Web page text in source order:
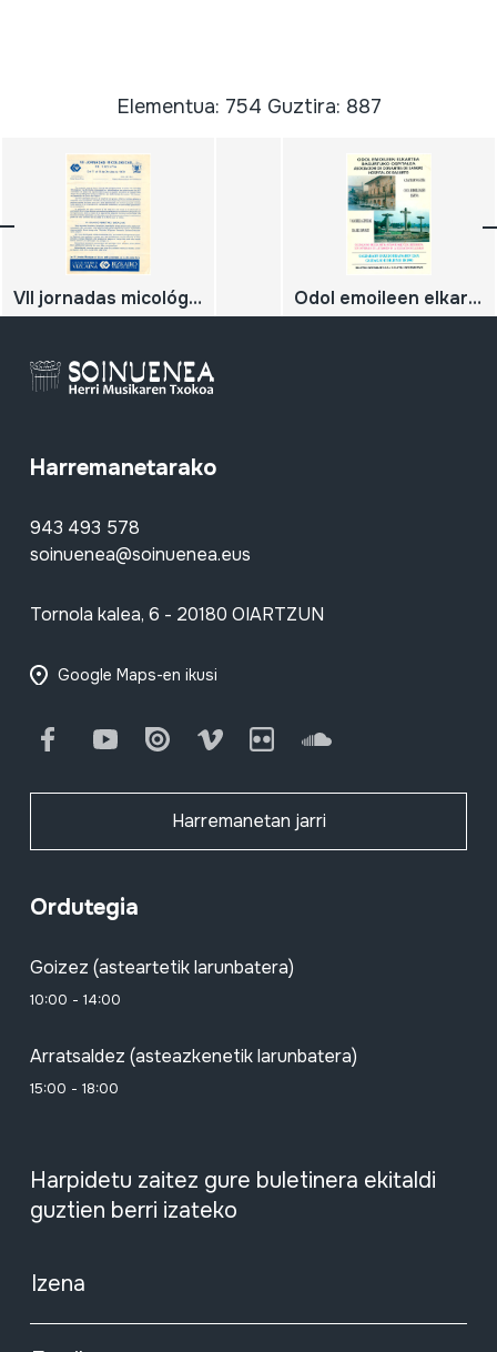
Elementua: 754 Guztira: 887
VII jornadas micológicas de Vizcaya. Octubre de 1979 Odol emoileen elkartea: Basurtuko ospitalea. Asociacion de donantes de sangre . Hospital de Basurto. V. batzar nagusia. Odol emoilearen eguna Galdakaoko ordezkaritza fundapenaren xxv: urteurrena. Buletin informatiboa..
Harremanetarako
943 493 578
soinuenea@soinuenea.eus
Tornola kalea, 6 - 20180 OIARTZUN
Google Maps-en ikusi
FacebookYoutube Issuu Vimeo Flickr SoundCloud
Harremanetan jarri
Ordutegia
Goizez (asteartetik larunbatera)
10:00 - 14:00
Arratsaldez (asteazkenetik larunbatera)
15:00 - 18:00
Harpidetu zaitez gure buletinera ekitaldi
guztien berri izateko
Izena